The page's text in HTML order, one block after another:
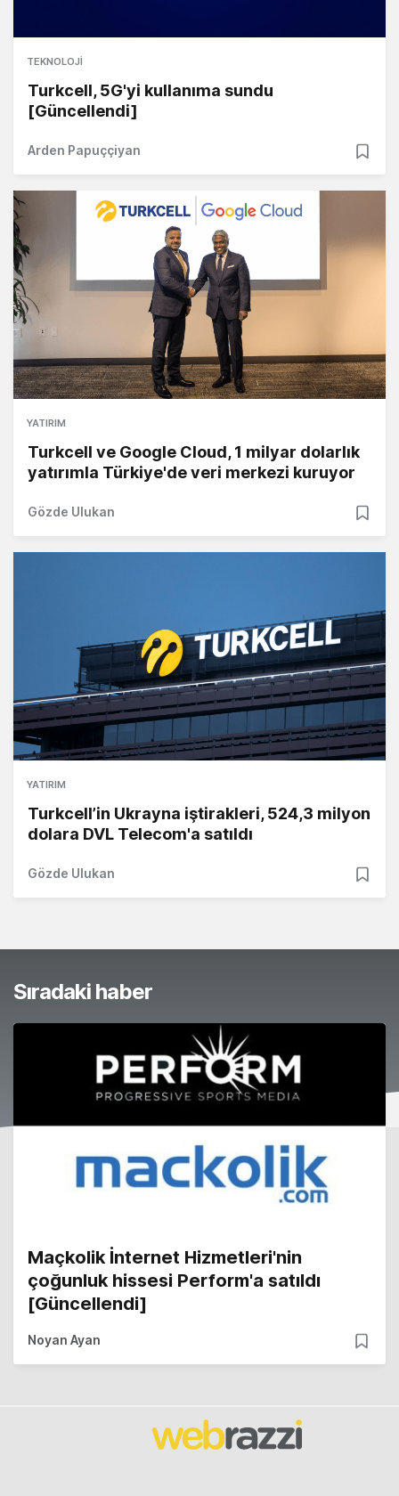
TEKNOLOJI
Turkcell, 5G'yi kullanıma sundu
[Güncellendi]
Arden Papuççiyan
YATIRIM
Turkcell ve Google Cloud, 1 milyar dolarlık
yatırımla Türkiye'de veri merkezi kuruyor
Gözde Ulukan
YATIRIM
Turkcell’in Ukrayna iştirakleri, 524,3 milyon
dolara DVL Telecom'a satıldı
Gözde Ulukan
Sıradaki haber
Maçkolik İnternet Hizmetleri'nin
çoğunluk hissesi Perform'a satıldı
[Güncellendi]
Noyan Ayan